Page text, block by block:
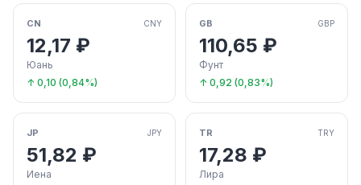
CN CNY
12,17 ₽
Юань
↑ 0,10 (0,84%)
GB GBP
110,65 ₽
Фунт
↑ 0,92 (0,83%)
JP JPY
51,82 ₽
Иена
TR TRY
17,28 ₽
Лира